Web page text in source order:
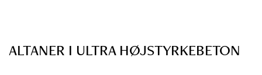
ALTANER I ULTRA HØJSTYRKEBETON